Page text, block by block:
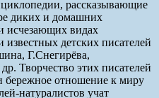
рассказывающие
диких и домашних
исчезающих видах
детских писателей
Г.Снегирёва,
Творчество этих писателей
бережное отношение к миру
натуралистов учат